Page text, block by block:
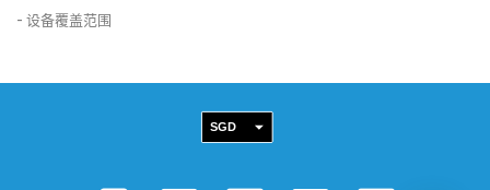
- 设备覆盖范围
SGD